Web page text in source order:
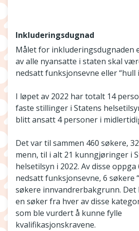
Inkluderingsdugnad
Målet for inkluderingsdugnaden
av alle nyansatte i staten skal
nedsatt funksjonsevne eller “hull
I løpet av 2022 har totalt 14
faste stillinger i Statens
blitt ansatt 4 personer i
Det var til sammen 460 søkere,
menn, til i alt 21 kunngjøringer i
helsetilsyn i 2022. Av disse
nedsatt funksjonsevne, 6 søkere
søkere innvandrerbakgrunn.
en søker fra hver av disse
som ble vurdert å kunne fylle
kvalifikasjonskravene.